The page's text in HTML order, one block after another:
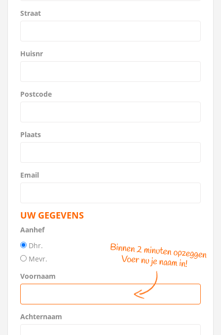
Straat
Huisnr
Postcode
Plaats
Email
UW GEGEVENS
Aanhef
Dhr.
Mevr.
Voornaam
Achternaam